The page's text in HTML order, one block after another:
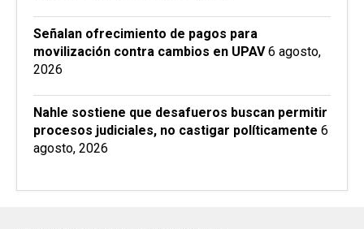
Señalan ofrecimiento de pagos para
movilización contra cambios en UPAV 6 agosto,
2026
Nahle sostiene que desafueros buscan permitir
procesos judiciales, no castigar políticamente 6
agosto, 2026